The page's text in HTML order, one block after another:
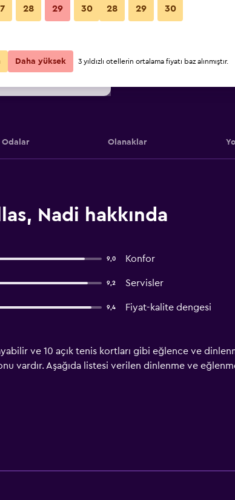
Fırsatı Görüntüle
Fırsatı Görüntüle
Sheraton Denarau Villas
Odalar Olanaklar
Nadi hakkında
9,0 Konfor
9,2 Servisler
9,4 Fiyat-kalite dengesi
ve 10 açık tenis kortları gibi eğlence ve
vardır. Aşağıda listesi verilen dinlenme ve
28 29 30 28 29 30
Daha yüksek 3 yıldızlı otellerin ortalama fiyatı baz alınmıştır.